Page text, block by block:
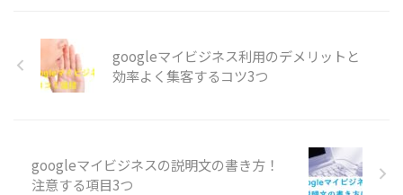
は、簡単にできる3つのコツを
お伝えします。 ※パーソナラ
イズでも、充実させることで
googleマイビジネス利用のデメリットと
効率よく集客するコツ3つ
googleマイビジネスの説明文の書き方！
注意する項目3つ